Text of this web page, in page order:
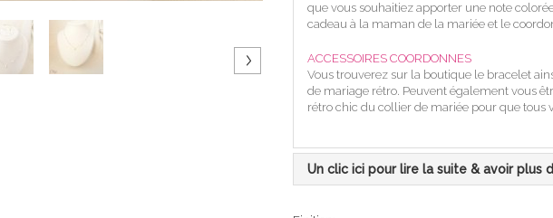
que vous souhaitiez apporter une note
cadeau à la maman de la mariée et le
ACCESSOIRES COORDONNES
Vous trouverez sur la boutique le bracelet
de mariage rétro. Peuvent également vous
rétro chic du collier de mariée pour que tous
Un clic ici pour lire la suite & avoir plus